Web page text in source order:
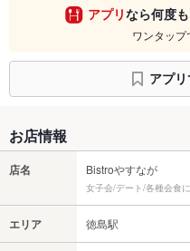
アプリなら何度
ワンタッ
アプ
お店情報
店名 Bistroやすなが
女子会/デート/各種会食
エリア 徳島駅